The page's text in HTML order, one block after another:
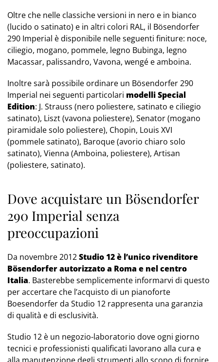
Oltre che nelle classiche versioni in nero e in bianco
(lucido o satinato) e in altri colori RAL, il Bösendorfer
290 Imperial è disponibile nelle seguenti finiture: noce,
ciliegio, mogano, pommele, legno Bubinga, legno
Macassar, palissandro, Vavona, wengé e amboina.
Inoltre sarà possibile ordinare un Bösendorfer 290
Imperial nei seguenti particolari modelli Special
Edition: J. Strauss (nero poliestere, satinato e ciliegio
satinato), Liszt (vavona poliestere), Senator (mogano
piramidale solo poliestere), Chopin, Louis XVI
(pommele satinato), Baroque (avorio chiaro solo
satinato), Vienna (Amboina, poliestere), Artisan
(poliestere, satinato).
Dove acquistare un Bösendorfer
290 Imperial senza
preoccupazioni
Da novembre 2012Studio 12 è l’unico rivenditore
Bösendorfer autorizzato a Roma e nel centro
Italia. Basterebbe semplicemente informarvi di questo
per accertare che l’acquisto di un pianoforte
Boesendorfer da Studio 12 rappresenta una garanzia
di qualità e di esclusività.
Studio 12 è un negozio-laboratorio dove ogni giorno
tecnici e professionisti qualificati lavorano alla cura e